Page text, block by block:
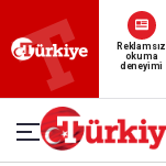
Reklamsız
okuma
deneyimi